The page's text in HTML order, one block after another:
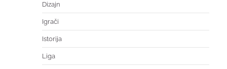
Dizajn
Igrači
Istorija
Liga